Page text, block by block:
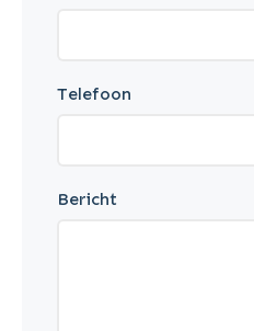
Telefoon
Bericht